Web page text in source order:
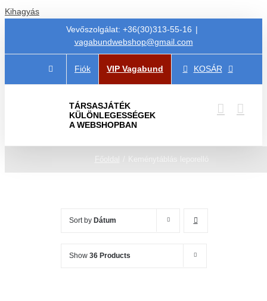
Kihagyás
Vevőszolgálat: +36(30)313-55-16 |
vagabundwebshop@gmail.com
Fiók VIP Vagabund KOSÁR
TÁRSASJÁTÉK
KÜLÖNLEGESSÉGEK
A WEBSHOPBAN
Főoldal Keménytáblás leporelló
Sort by Dátum
Show 36 Products